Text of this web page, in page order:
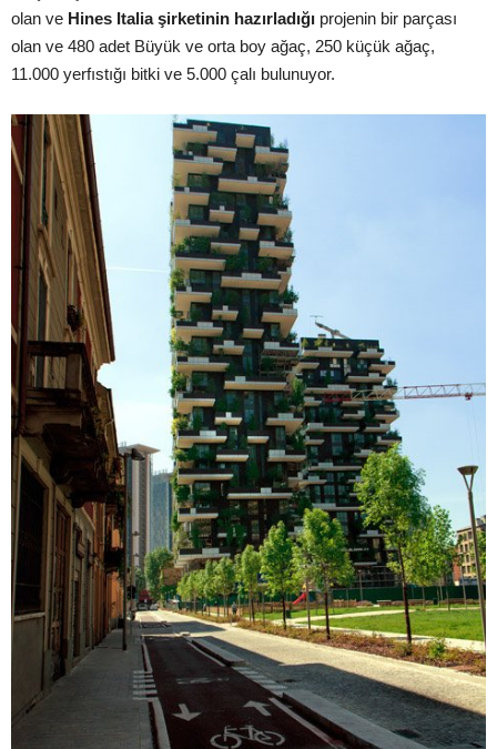
olan ve Hines Italia şirketinin hazırladığı projenin bir parçası
olan ve 480 adet Büyük ve orta boy ağaç, 250 küçük ağaç,
11.000 yerfıstığı bitki ve 5.000 çalı bulunuyor.